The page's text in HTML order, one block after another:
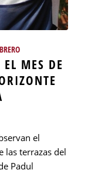
MES DE
el
las terrazas del
Padul